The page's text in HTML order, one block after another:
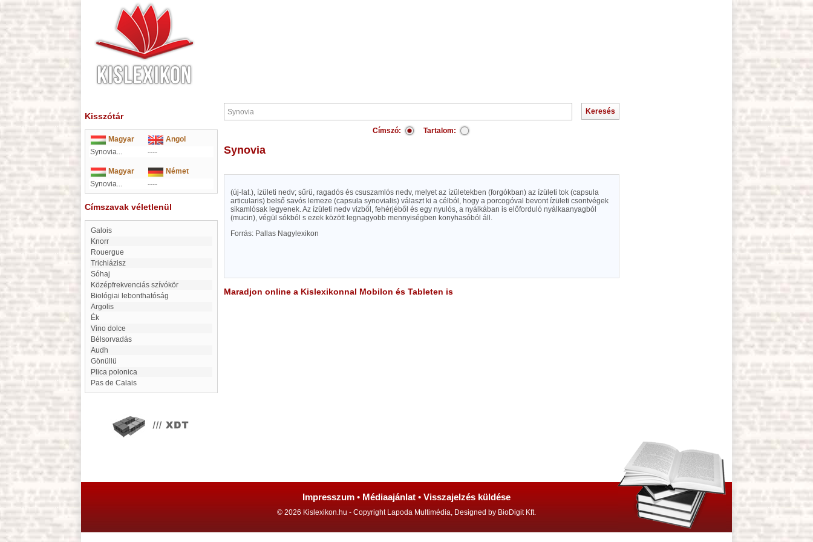
Kisszótár
Magyar
Angol
Synovia...
----
Magyar
Német
Synovia...
----
Címszavak véletlenül
Galois
Knorr
Rouergue
Trichiázisz
Sóhaj
középfrekvenciás szívókör
Biológiai lebonthatóság
Argolis
Ék
Vino dolce
Bélsorvadás
Audh
Gönüllü
Plica polonica
Pas de Calais
Címszó: Tartalom:
Synovia
(új-lat.), ízületi nedv; sűrü, ragadós és csuszamlós nedv, melyet az ízületekben (forgókban) az ízületi tok (capsula
articularis) belső savós lemeze (capsula synovialis) választ ki a célból, hogy a porcogóval bevont ízületi csontvégek
sikamlósak legyenek. Az ízületi nedv vizből, fehérjéből és egy nyulós, a nyálkában is előforduló nyálkaanyagból
(mucin), végül sókból s ezek között legnagyobb mennyiségben konyhasóból áll.
Forrás: Pallas Nagylexikon
Maradjon online a Kislexikonnal Mobilon és Tableten is
Impresszum • Médiaajánlat • Visszajelzés küldése
© 2026 Kislexikon.hu - Copyright Lapoda Multimédia, Designed by BioDigit Kft.